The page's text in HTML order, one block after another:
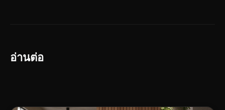
อ่านต่อ